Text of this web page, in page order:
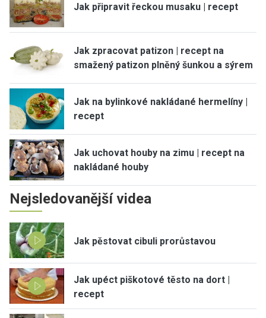
Jak připravit řeckou musaku | recept
Jak zpracovat patizon | recept na
smažený patizon plněný šunkou a sýrem
Jak na bylinkové nakládané hermelíny |
recept
Jak uchovat houby na zimu | recept na
nakládané houby
Nejsledovanější videa
Jak pěstovat cibuli prorůstavou
Jak upéct piškotové těsto na dort |
recept